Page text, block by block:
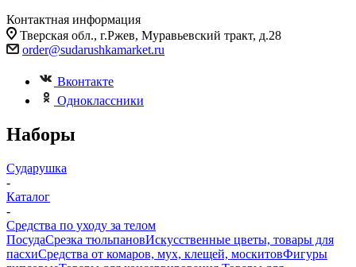
Контактная информация
Тверская обл., г.Ржев, Муравьевский тракт, д.28
order@sudarushkamarket.ru
Вконтакте
Одноклассники
Наборы
Сударушка
-
Каталог
-
Средства по уходу за телом
ПосудаСрезка тюльпановИскусственные цветы, товары для
пасхиСредства от комаров, мух, клещей, москитовФигуры